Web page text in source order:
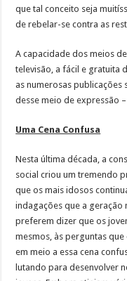
que tal conceito seja
de rebelar-se contra as
A capacidade dos meios
televisão, a fácil e gratuita
as numerosas
desse meio de expressão
Uma Cena Confusa
Nesta última década, a
social criou um tremendo
que os mais idosos
indagações que a geração
preferem dizer que os
mesmos, às perguntas
em meio a essa cena
lutando para desenvolver